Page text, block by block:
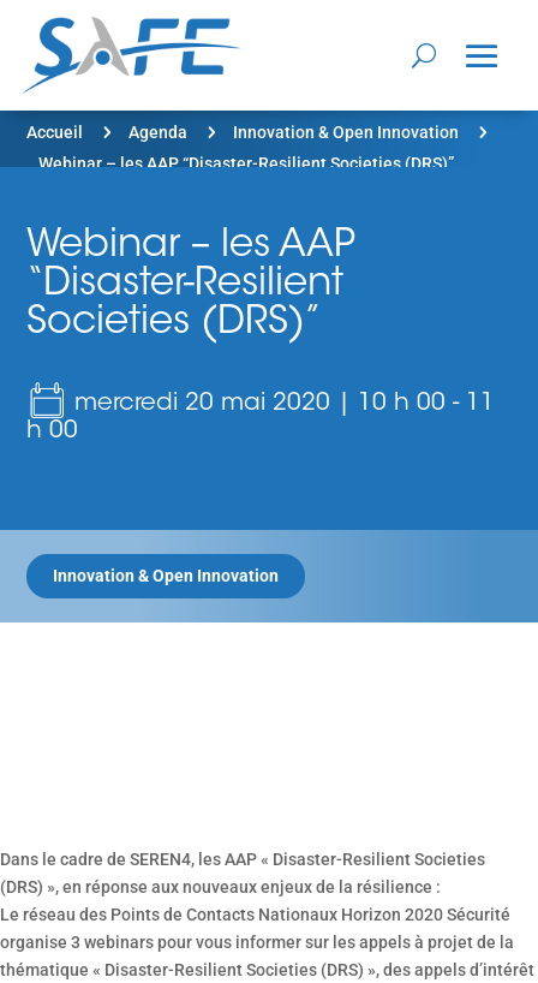
Accueil 5 Agenda 5 Innovation & Open Innovation 5
Webinar – les AAP “Disaster-Resilient Societies (DRS)”
Webinar – les AAP
“Disaster-Resilient
Societies (DRS)”
mercredi 20 mai 2020 | 10 h 00 -
h 00
Innovation & Open Innovation
Dans le cadre de SEREN4, les AAP « Disaster-Resilient Societies
(DRS) », en réponse aux nouveaux enjeux de la résilience :
Le réseau des Points de Contacts Nationaux Horizon 2020 Sécurité
organise 3 webinars pour vous informer sur les appels à projet de la
thématique « Disaster-Resilient Societies (DRS) », des appels d’intérêt